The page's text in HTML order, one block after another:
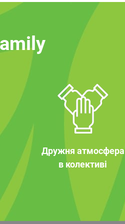
Дружня атмосфера
в колективі